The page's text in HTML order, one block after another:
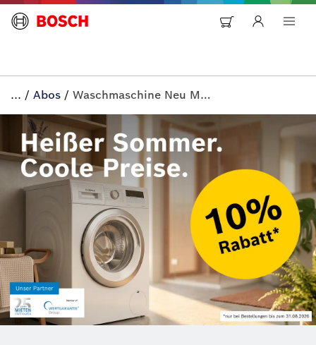
... / Abos / Waschmaschine Neu Mieten